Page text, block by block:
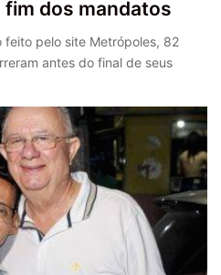
dos mandatos
pelo site Metrópoles, 82
antes do final de seus